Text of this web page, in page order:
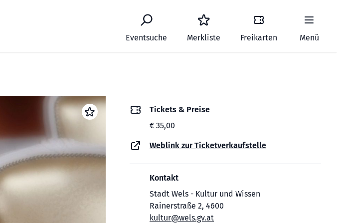
Eventsuche Merkliste Freikarten Menü
Tickets & Preise
€ 35,00
Weblink zur Ticketverkaufstelle
Kontakt
Stadt Wels - Kultur und Wissen
Rainerstraße 2, 4600
kultur@wels.gv.at